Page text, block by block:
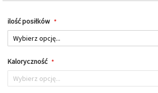
ilość posiłków
Kaloryczność